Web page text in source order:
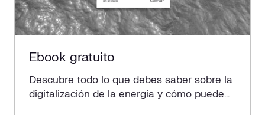
Ebook gratuito
Descubre todo lo que debes saber sobre la
digitalización de la energía y cómo puede